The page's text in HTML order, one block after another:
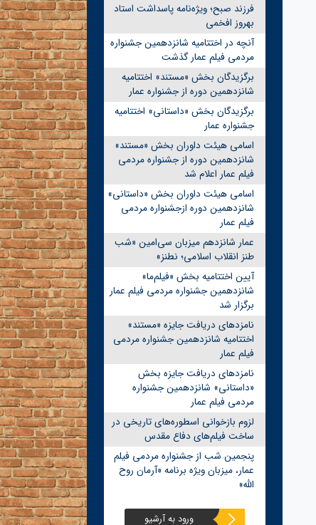
فرزند صبح؛ ویژه‌نامه پاسداشت استاد
بهروز افخمی
آنچه در اختتامیه شانزدهمین جشنواره
مردمی فیلم عمار گذشت
برگزیدگان بخش «مستند» اختتامیه
شانزدهمین دوره از جشنواره عمار
برگزیدگان بخش «داستانی» اختتامیه
جشنواره عمار
اسامی هیئت داوران بخش «مستند»
شانزدهمین دوره از جشنواره مردمی
فیلم عمار اعلام شد
اسامی هیئت داوران بخش «داستانی»
شانزدهمین دوره ازجشنواره مردمی
فیلم عمار
عمار شانزدهم میزبان سی‌امین «شب
طنز انقلاب اسلامی؛ نطنز»
آیین اختتامیه بخش «فیلم‌ما»
شانزدهمین جشنواره مردمی فیلم عمار
برگزار شد
نامزدهای دریافت جایزه «مستند»
اختتامیه شانزدهمین جشنواره مردمی
فیلم عمار
نامزدهای دریافت جایزه بخش
«داستانی» شانزدهمین جشنواره
مردمی فیلم عمار
لزوم بازخوانی اسطوره‌های تاریخی در
ساخت فیلم‌های دفاع مقدس
پنجمین شب از جشنواره مردمی فیلم
عمار، میزبان ویژه برنامه «آرمان روح
الله»
ورود به آرشیو